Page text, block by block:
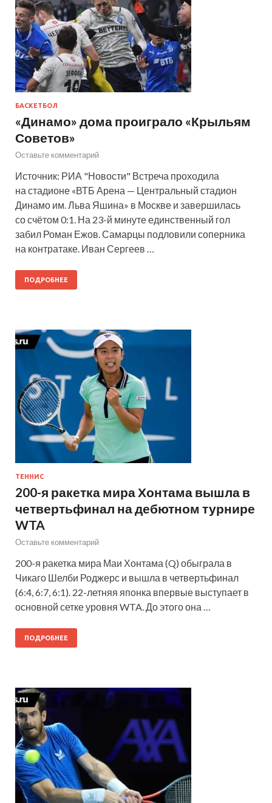
БАСКЕТБОЛ
«Динамо» дома проиграло «Крыльям
Советов»
Оставьте комментарий
Источник: РИА "Новости" Встреча проходила
на стадионе «ВТБ Арена — Центральный стадион
Динамо им. Льва Яшина» в Москве и завершилась
со счётом 0:1. На 23-й минуте единственный гол
забил Роман Ежов. Самарцы подловили соперника
на контратаке. Иван Сергеев …
ПОДРОБНЕЕ
ТЕННИС
200-я ракетка мира Хонтама вышла в
четвертьфинал на дебютном турнире
WTA
Оставьте комментарий
200-я ракетка мира Маи Хонтама (Q) обыграла в
Чикаго Шелби Роджерс и вышла в четвертьфинал
(6:4, 6:7, 6:1). 22-летняя японка впервые выступает в
основной сетке уровня WTA. До этого она …
ПОДРОБНЕЕ